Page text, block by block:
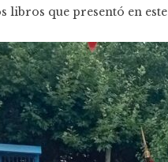
libros que presentó en